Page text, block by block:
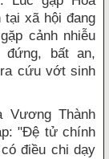
xã hội đang
cảnh nhiễu
đứng, bất an,
cứu vớt sinh
Thành
"Đệ tử chính
điều chi dạy